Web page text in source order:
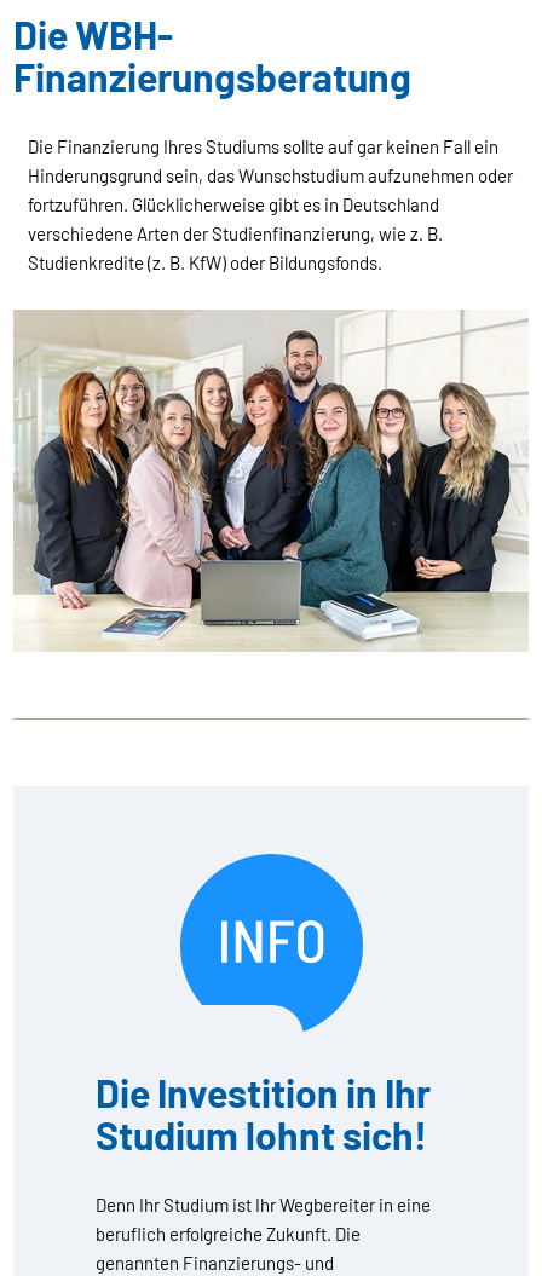
Die WBH-
Finanzierungsberatung
Die Finanzierung Ihres Studiums sollte auf gar keinen Fall ein
Hinderungsgrund sein, das Wunschstudium aufzunehmen oder
fortzuführen. Glücklicherweise gibt es in Deutschland
verschiedene Arten der Studienfinanzierung, wie z. B.
Studienkredite (z. B. KfW) oder Bildungsfonds.
Die Investition in Ihr
Studium lohnt sich!
Denn Ihr Studium ist Ihr Wegbereiter in eine
beruflich erfolgreiche Zukunft. Die
genannten Finanzierungs- und